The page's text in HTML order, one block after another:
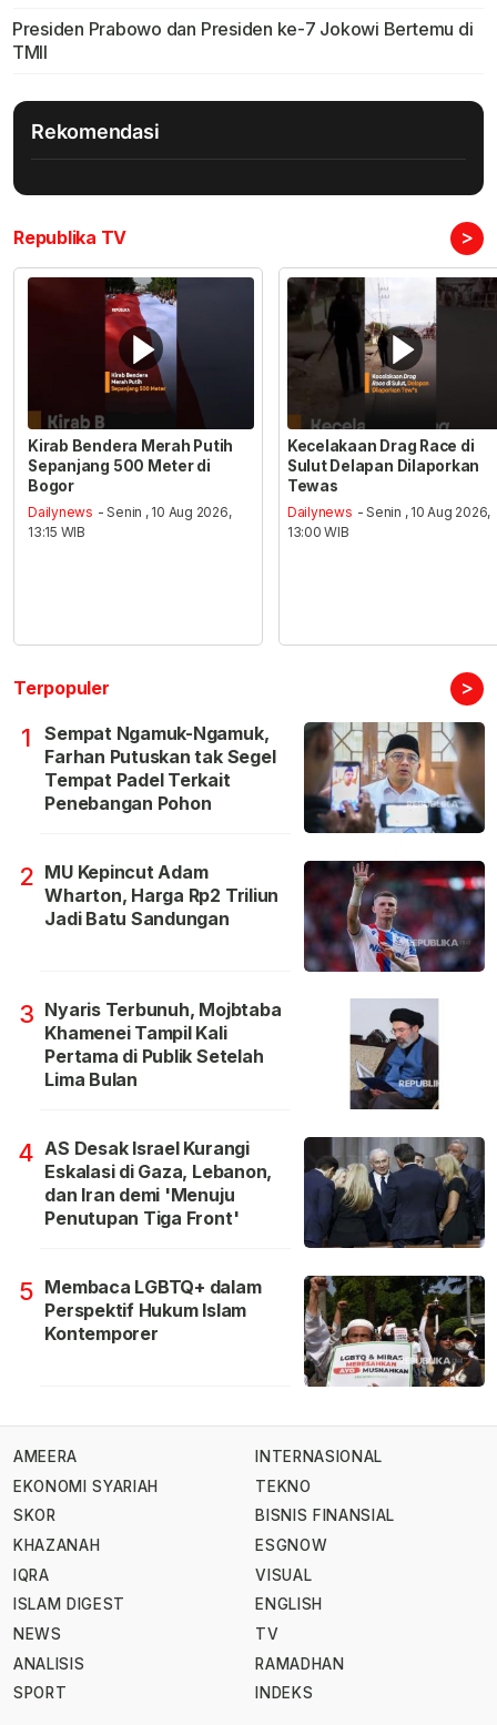
Presiden Prabowo dan Presiden ke-7 Jokowi Bertemu di
TMII
Rekomendasi
Republika TV >
Kirab Bendera Merah Putih
Sepanjang 500 Meter di
Bogor
Dailynews - Senin , 10 Aug 2026,
13:15 WIB
Kecelakaan Drag Race di
Sulut Delapan Dilaporkan
Tewas
Dailynews - Senin , 10 Aug 2026,
13:00 WIB
Terpopuler >
1
Sempat Ngamuk-Ngamuk,
Farhan Putuskan tak Segel
Tempat Padel Terkait
Penebangan Pohon
2 MU Kepincut Adam
Wharton, Harga Rp2 Triliun
Jadi Batu Sandungan
3 Nyaris Terbunuh, Mojbtaba
Khamenei Tampil Kali
Pertama di Publik Setelah
Lima Bulan
4 AS Desak Israel Kurangi
Eskalasi di Gaza, Lebanon,
dan Iran demi 'Menuju
Penutupan Tiga Front'
5 Membaca LGBTQ+ dalam
Perspektif Hukum Islam
Kontemporer
AMEERA
EKONOMI SYARIAH
SKOR
KHAZANAH
IQRA
ISLAM DIGEST
NEWS
ANALISIS
SPORT
INTERNASIONAL
TEKNO
BISNIS FINANSIAL
ESGNOW
VISUAL
ENGLISH
TV
RAMADHAN
INDEKS